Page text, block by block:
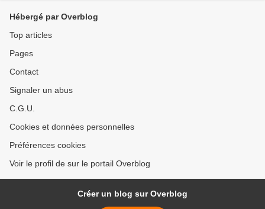
Hébergé par Overblog
Top articles
Pages
Contact
Signaler un abus
C.G.U.
Cookies et données personnelles
Préférences cookies
Voir le profil de sur le portail Overblog
Créer un blog sur Overblog